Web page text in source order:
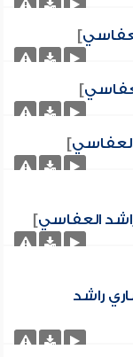
]
]
]
العفاسي]
راشد